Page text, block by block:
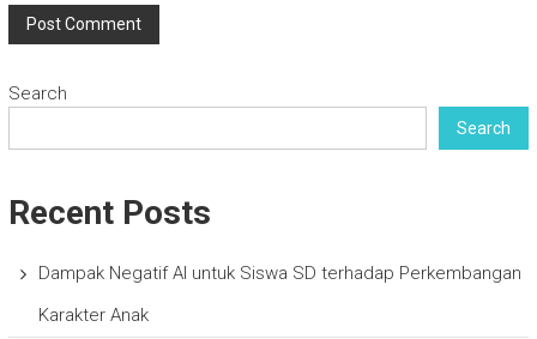
Search
Search
Recent Posts
Dampak Negatif AI untuk Siswa SD terhadap Perkembangan
Karakter Anak